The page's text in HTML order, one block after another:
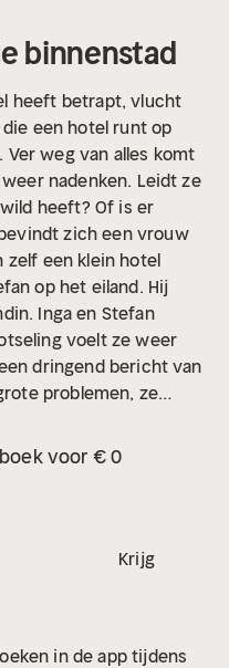
binnenstad
heeft betrapt, vlucht
een hotel runt op
Ver weg van alles komt
nadenken. Leidt ze
heeft? Of is er
zich een vrouw
zelf een klein hotel
op het eiland. Hij
Inga en Stefan
voelt ze weer
dringend bericht van
problemen, ze
lezers van Jenny
Inusa.
voor € 0
Krijg
in de app tijdens